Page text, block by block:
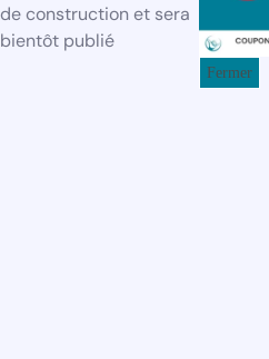
de construction et sera
bientôt publié
Fermer